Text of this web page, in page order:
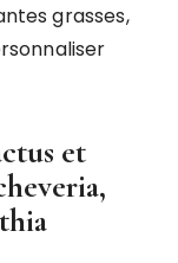
grasses,
et